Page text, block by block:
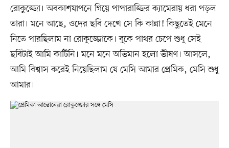
রোকুজ্জো। অবকাশযাপনে গিয়ে পাপারাজ্জির ক্যামেরায় ধরা পড়ল
তারা। মনে আছে, ওদের ছবি দেখে সে কি কান্না! কিছুতেই মেনে
নিতে পারছিলাম না রোকুজ্জোকে। বুকে পাথর চেপে শুধু সেই
ছবিটাই আমি কাটিনি। মনে মনে অভিমান হলো ভীষণ। আসলে,
আমি বিশ্বাস করেই নিয়েছিলাম যে মেসি আমার প্রেমিক, মেসি শুধু
আমার।